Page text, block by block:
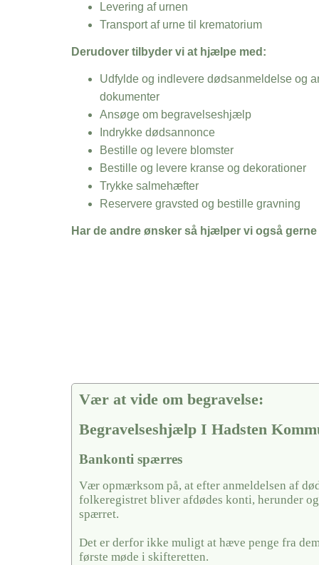
Levering af urnen
Transport af urne til krematorium
Derudover tilbyder vi at hjælpe med:
Udfylde og indlevere dødsanmeldelse og
dokumenter
Ansøge om begravelseshjælp
Indrykke dødsannonce
Bestille og levere blomster
Bestille og levere kranse og dekorationer
Trykke salmehæfter
Reservere gravsted og bestille gravning
Har de andre ønsker så hjælper vi også gerne
Vær at vide om begravelse:
Begravelseshjælp I Hadsten
Bankonti spærres
Vær opmærksom på, at efter anmeldelsen af
folkeregistret bliver afdødes konti, herunder
spærret.
Det er derfor ikke muligt at hæve penge fra
første møde i skifteretten.